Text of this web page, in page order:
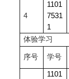
4
1101
7531
1
体验学习
序号 学号
1101